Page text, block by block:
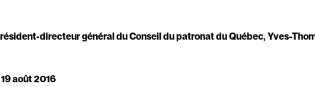
directeur général du Conseil du patronat du Québec, Yves-
août 2016